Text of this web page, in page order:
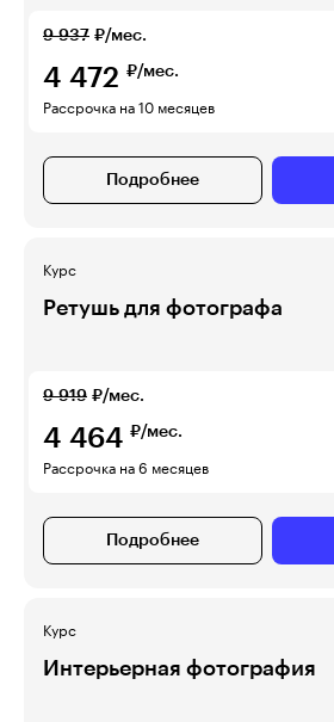
9 937 ₽/мес.
4 472 ₽/мес.
Рассрочка на 10 месяцев
Подробнее
Курс
Ретушь для фотографа
9 919 ₽/мес.
4 464 ₽/мес.
Рассрочка на 6 месяцев
Подробнее
Курс
Интерьерная фотография